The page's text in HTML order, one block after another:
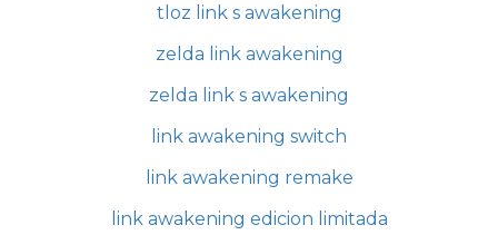
tloz link s awakening
zelda link awakening
zelda link s awakening
link awakening switch
link awakening remake
link awakening edicion limitada